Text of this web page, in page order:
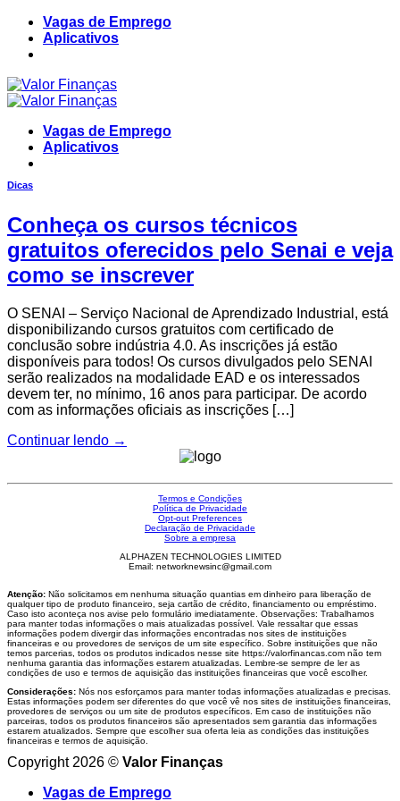
Skip
content
Vagas de Emprego
Aplicativos
Vagas de Emprego
Aplicativos
Dicas
Conheça os cursos técnicos
gratuitos oferecidos pelo Senai e veja
como se inscrever
O SENAI – Serviço Nacional de Aprendizado Industrial, está
disponibilizando cursos gratuitos com certificado de
conclusão sobre indústria 4.0. As inscrições já estão
disponíveis para todos! Os cursos divulgados pelo SENAI
serão realizados na modalidade EAD e os interessados
devem ter, no mínimo, 16 anos para participar. De acordo
com as informações oficiais as inscrições […]
Continuar lendo →
Termos e Condições
Política de Privacidade
Opt-out Preferences
Declaração de Privacidade
Sobre a empresa
ALPHAZEN TECHNOLOGIES LIMITED
Email: networknewsinc@gmail.com
Atenção: Não solicitamos em nenhuma situação quantias em dinheiro para liberação de
qualquer tipo de produto financeiro, seja cartão de crédito, financiamento ou empréstimo.
Caso isto aconteça nos avise pelo formulário imediatamente. Observações: Trabalhamos
para manter todas informações o mais atualizadas possível. Vale ressaltar que essas
informações podem divergir das informações encontradas nos sites de instituições
financeiras e ou provedores de serviços de um site específico. Sobre instituições que não
temos parcerias, todos os produtos indicados nesse site https://valorfinancas.com não tem
nenhuma garantia das informações estarem atualizadas. Lembre-se sempre de ler as
condições de uso e termos de aquisição das instituições financeiras que você escolher.
Considerações: Nós nos esforçamos para manter todas informações atualizadas e precisas.
Estas informações podem ser diferentes do que você vê nos sites de instituições financeiras,
provedores de serviços ou um site de produtos específicos. Em caso de instituições não
parceiras, todos os produtos financeiros são apresentados sem garantia das informações
estarem atualizados. Sempre que escolher sua oferta leia as condições das instituições
financeiras e termos de aquisição.
Copyright 2026 © Valor Finanças
Vagas de Emprego